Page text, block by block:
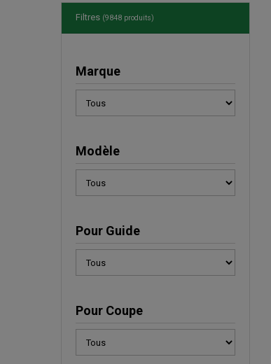
Filtres (9848 produits)
Marque
Modèle
Pour Guide
Pour Coupe